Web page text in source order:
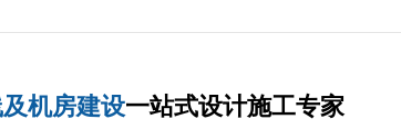
机房建设一站式设计施工专家